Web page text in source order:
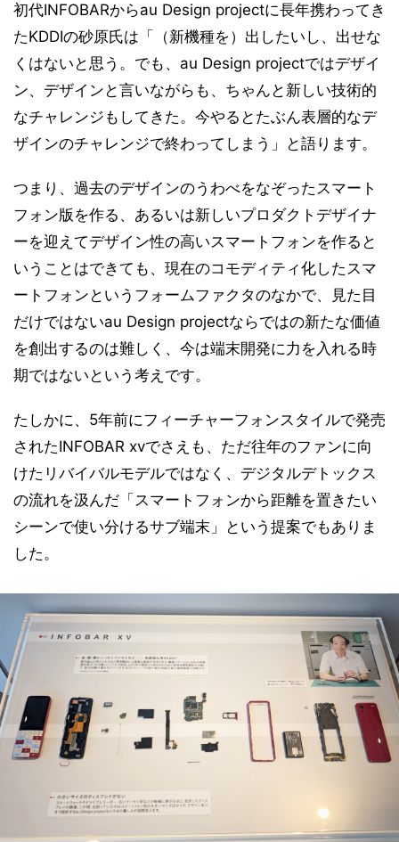
初代INFOBARからau Design projectに長年携わってき
たKDDIの砂原氏は「（新機種を）出したいし、出せな
くはないと思う。でも、au Design projectではデザイ
ン、デザインと言いながらも、ちゃんと新しい技術的
なチャレンジもしてきた。今やるとたぶん表層的なデ
ザインのチャレンジで終わってしまう」と語ります。
つまり、過去のデザインのうわべをなぞったスマート
フォン版を作る、あるいは新しいプロダクトデザイナ
ーを迎えてデザイン性の高いスマートフォンを作ると
いうことはできても、現在のコモディティ化したスマ
ートフォンというフォームファクタのなかで、見た目
だけではないau Design projectならではの新たな価値
を創出するのは難しく、今は端末開発に力を入れる時
期ではないという考えです。
たしかに、5年前にフィーチャーフォンスタイルで発売
されたINFOBAR xvでさえも、ただ往年のファンに向
けたリバイバルモデルではなく、デジタルデトックス
の流れを汲んだ「スマートフォンから距離を置きたい
シーンで使い分けるサブ端末」という提案でもありま
した。